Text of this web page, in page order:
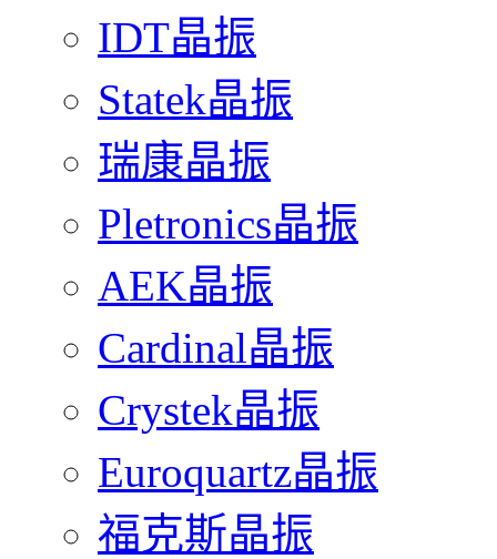
IDT晶振
Statek晶振
瑞康晶振
Pletronics晶振
AEK晶振
Cardinal晶振
Crystek晶振
Euroquartz晶振
福克斯晶振